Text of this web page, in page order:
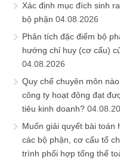
Xác định mục đích sinh
bộ phận 04.08.2026
Phân tích đặc điểm bộ
hướng chỉ huy (cơ cấu)
04.08.2026
Quy chế chuyên môn
công ty hoạt động đạt
tiêu kinh doanh?
Muốn giải quyết bài toán
các bộ phận, cơ cấu tổ
trình phối hợp tổng thể